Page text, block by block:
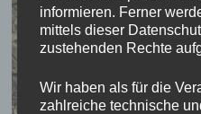
informieren. Ferner
mittels dieser
zustehenden Rechte
Wir haben als für die
zahlreiche technische